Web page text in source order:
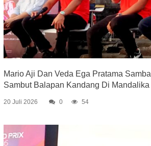
Mario Aji Dan Veda Ega Pratama
Sambut Balapan Kandang Di Mandalika
20 Juli 2026 0 54